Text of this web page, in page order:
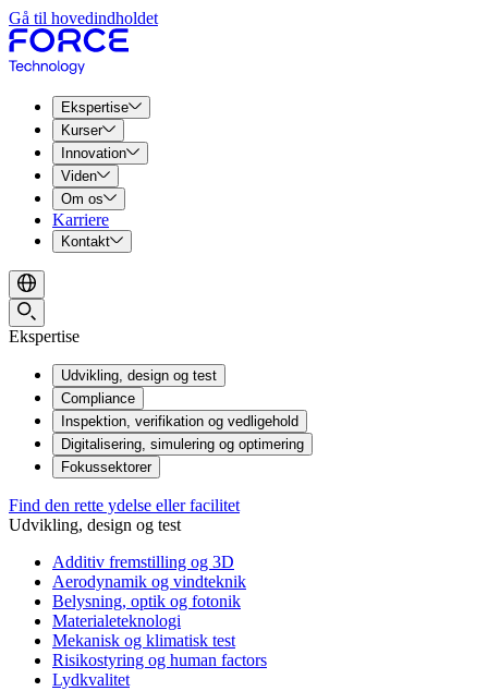
Gå til hovedindholdet
Ekspertise
Kurser
Innovation
Viden
Om os
Karriere
Kontakt
Ekspertise
Udvikling, design og test
Compliance
Inspektion, verifikation og vedligehold
Digitalisering, simulering og optimering
Fokussektorer
Find den rette ydelse eller facilitet
Udvikling, design og test
Additiv fremstilling og 3D
Aerodynamik og vindteknik
Belysning, optik og fotonik
Materialeteknologi
Mekanisk og klimatisk test
Risikostyring og human factors
Lydkvalitet